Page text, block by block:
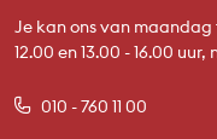
Je kan ons van
12.00 en 13.00 - 16.00
010 - 760 11 00